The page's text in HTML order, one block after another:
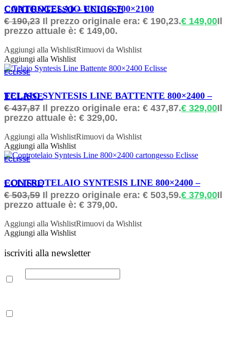
ORDINABILE
CONTROTELAIO UNICO 700×2100 CARTONGESSO – ECLISSE
€190,23 Il prezzo originale era: € 190,23.€ 149,00Il
prezzo attuale è: € 149,00.
Aggiungi alla WishlistRimuovi da Wishlist
Aggiungi alla Wishlist
ECLISSE
ORDINABILE
TELAIO SYNTESIS LINE BATTENTE 800×2400 – ECLISSE
€437,87 Il prezzo originale era: € 437,87.€ 329,00Il
prezzo attuale è: € 329,00.
Aggiungi alla WishlistRimuovi da Wishlist
Aggiungi alla Wishlist
ECLISSE
ORDINABILE
CONTROTELAIO SYNTESIS LINE 800×2400 – ECLISSE
€503,59 Il prezzo originale era: € 503,59.€ 379,00Il
prezzo attuale è: € 379,00.
Aggiungi alla WishlistRimuovi da Wishlist
Aggiungi alla Wishlist
iscriviti alla newsletter